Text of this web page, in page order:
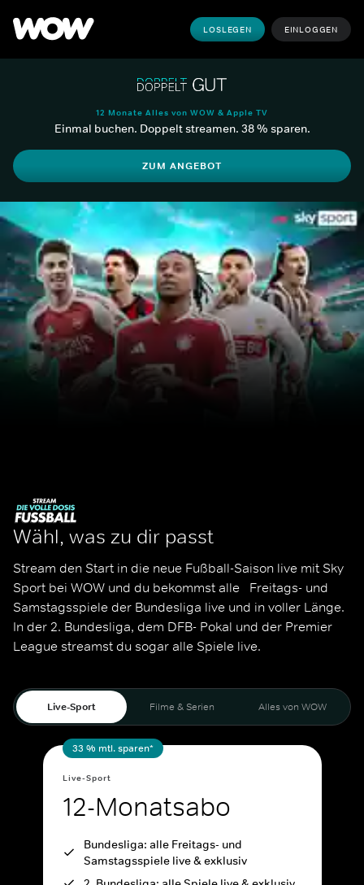
LOSLEGEN EINLOGGEN
12 Monate Alles von WOW & Apple TV
Einmal buchen. Doppelt streamen. 38 % sparen.
ZUM ANGEBOT
Wähl, was zu dir passt
Stream den Start in die neue Fußball-Saison live mit Sky
Sport bei WOW und du bekommst alle   Freitags- und
Samstagsspiele der Bundesliga live und in voller Länge.
In der 2. Bundesliga, dem DFB- Pokal und der Premier
League streamst du sogar alle Spiele live.
Live-Sport Filme & Serien Alles von WOW
33 % mtl. sparen*
Live-Sport
12-Monatsabo
Bundesliga: alle Freitags- und
Samstagsspiele live & exklusiv